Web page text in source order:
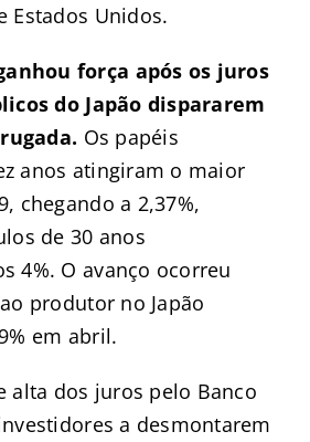
Estados Unidos.
força após os juros
do Japão dispararem
Os papéis
anos atingiram o maior
chegando a 2,37%,
de 30 anos
4%. O avanço ocorreu
produtor no Japão
em abril.
alta dos juros pelo Banco
a desmontarem